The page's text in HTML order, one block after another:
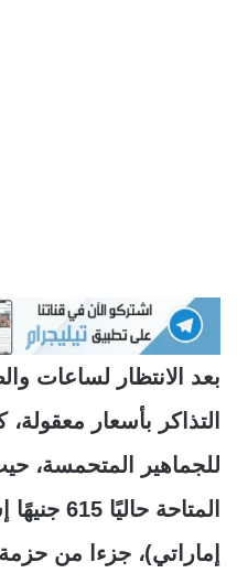
بعد الانتظار لساعات
التذاكر بأسعار
للجماهير المتحمسة،